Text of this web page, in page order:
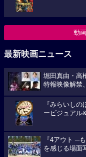
動
最新映画ニュース
堀田真由・高
特報映像解禁
『みらいし
ービジュアル
『4アウト ─
を感じる場面